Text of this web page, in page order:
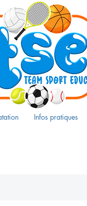
Infos pratiques